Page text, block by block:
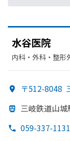
水谷医院
内科・​外科・​整形
〒512-8048
三岐鉄道山城
059-337-1131